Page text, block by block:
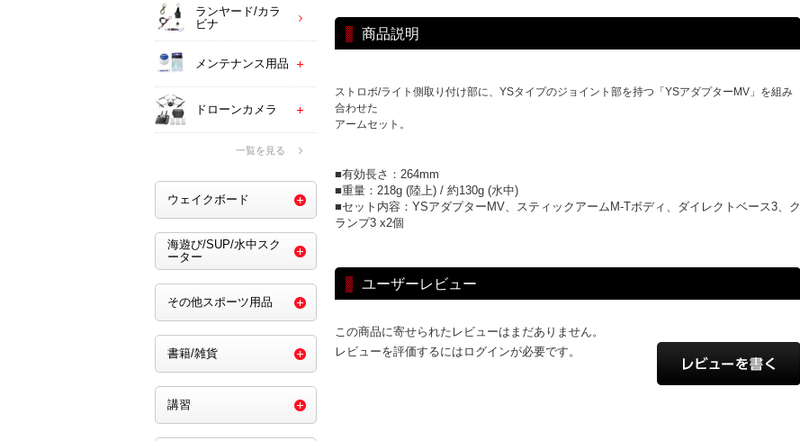
商品説明
ストロボ/ライト側取り付け部に、YSタイプのジョイント部を持つ「YSアダプターMV」を組み
合わせた
アームセット。
■有効長さ：264mm
■重量：218g (陸上) / 約130g (水中)
■セット内容：YSアダプターMV、スティックアームM-Tボディ、ダイレクトベース3、ク
ランプ3 x2個
ユーザーレビュー
この商品に寄せられたレビューはまだありません。
レビューを評価するにはログインが必要です。
ランヤード/カラ
ビナ
メンテナンス用品
ドローンカメラ
一覧を見る
ウェイクボード
海遊び/SUP/水中スク
ーター
その他スポーツ用品
書籍/雑貨
講習